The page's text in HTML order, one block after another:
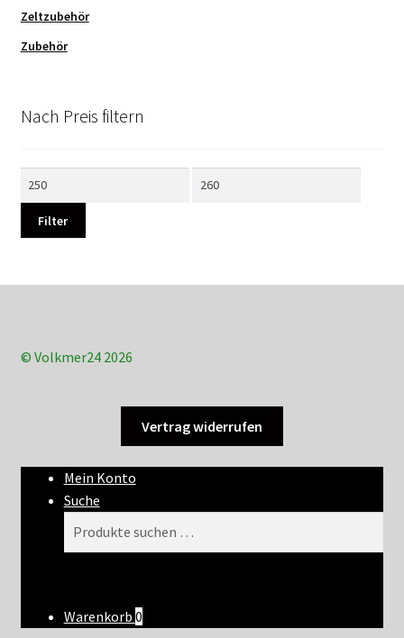
Zeltzubehör
Zubehör
Nach Preis filtern
Filter
© Volkmer24 2026
Vertrag widerrufen
Mein Konto
Suche
Warenkorb 0